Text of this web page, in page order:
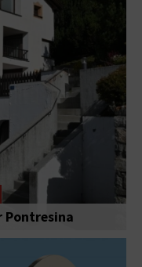
Pontresina